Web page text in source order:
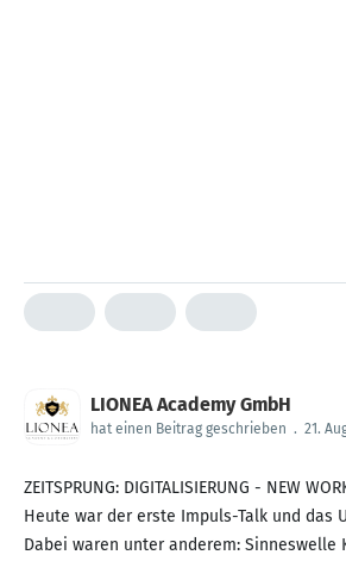
LIONEA Academy GmbH
hat einen Beitrag geschrieben . 21.
ZEITSPRUNG: DIGITALISIERUNG - NEW
Heute war der erste Impuls-Talk und das
Dabei waren unter anderem: Sinneswelle